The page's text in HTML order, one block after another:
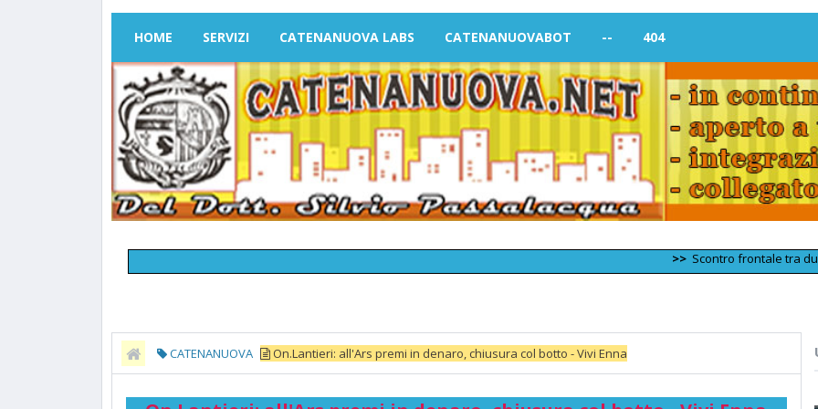
HOME SERVIZI CATENANUOVA LABS CATENANUOVABOT -- 404
Scontro frontale tra due
CATENANUOVA On.Lantieri: all'Ars premi in denaro, chiusura col botto - Vivi Enna